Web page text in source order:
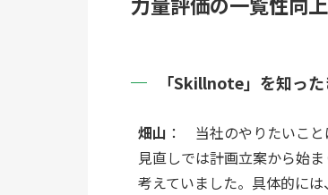
「Skillnote」を知っ
畑山 ：　当社のやりたいこ
見直しでは計画立案から始
考えていました。具体的に